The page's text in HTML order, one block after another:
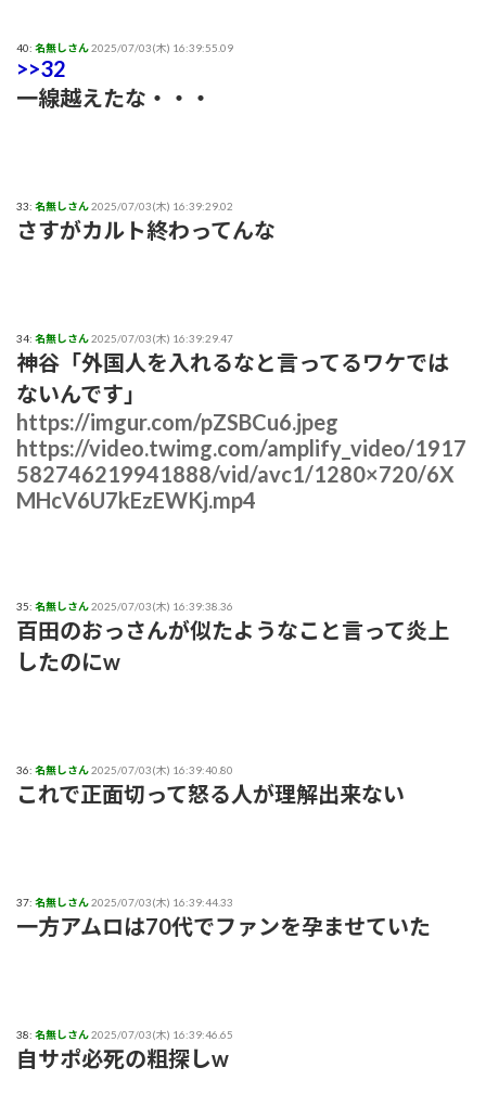
40: 名無しさん2025/07/03(木) 16:39:55.09
>>32
一線越えたな・・・
33: 名無しさん2025/07/03(木) 16:39:29.02
さすがカルト終わってんな
34: 名無しさん2025/07/03(木) 16:39:29.47
神谷「外国人を入れるなと言ってるワケでは
ないんです」
https://imgur.com/pZSBCu6.jpeg
https://video.twimg.com/amplify_video/1917
582746219941888/vid/avc1/1280×720/6X
MHcV6U7kEzEWKj.mp4
35: 名無しさん2025/07/03(木) 16:39:38.36
百田のおっさんが似たようなこと言って炎上
したのにw
36: 名無しさん2025/07/03(木) 16:39:40.80
これで正面切って怒る人が理解出来ない
37: 名無しさん2025/07/03(木) 16:39:44.33
一方アムロは70代でファンを孕ませていた
38: 名無しさん2025/07/03(木) 16:39:46.65
自サポ必死の粗探しw